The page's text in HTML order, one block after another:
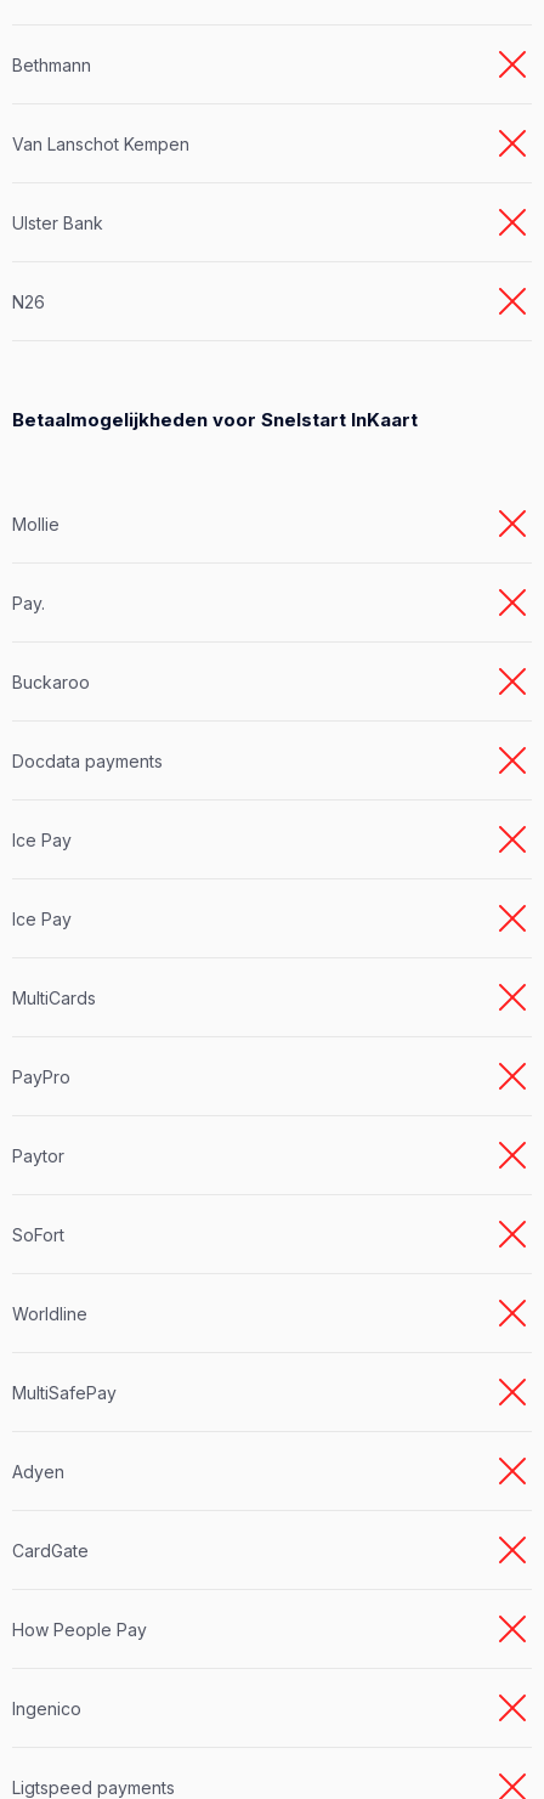
Bethmann
Van Lanschot Kempen
Ulster Bank
N26
Betaalmogelijkheden voor Snelstart InKaart
Mollie
Pay.
Buckaroo
Docdata payments
Ice Pay
Ice Pay
MultiCards
PayPro
Paytor
SoFort
Worldline
MultiSafePay
Adyen
CardGate
How People Pay
Ingenico
Ligtspeed payments